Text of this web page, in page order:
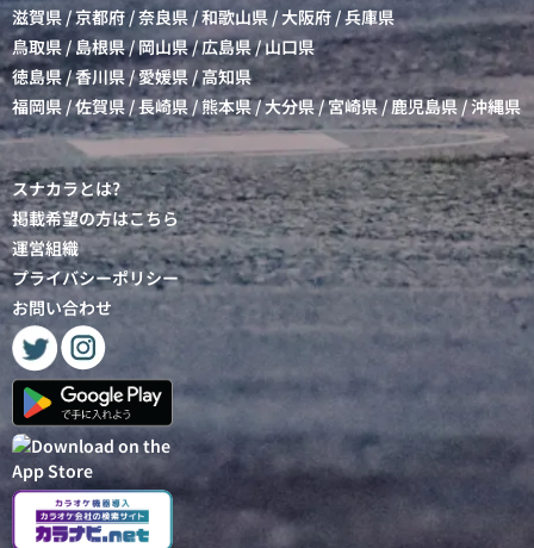
滋賀県/京都府 /奈良県 /和歌山県/大阪府 /兵庫県
鳥取県 / 島根県/岡山県/広島県/山口県
徳島県/香川県/愛媛県 /高知県
福岡県 /佐賀県/長崎県/熊本県/大分県/宮崎県/鹿児島県/沖縄県
スナカラとは?
掲載希望の方はこちら
運営組織
プライバシーポリシー
お問い合わせ